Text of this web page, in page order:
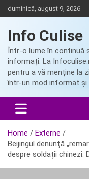
Skip
to
duminică, august 9, 2026
Info Culise
Într-o lume în continuă
informați. La
pentru a vă menține la
într-un mod informat și
Home
Externe
Beijingul denunţă
despre soldații chinezi.